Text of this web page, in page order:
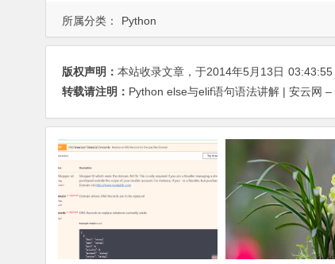
所属分类： Python
版权声明： 本站收录文章，于2014年5月13日 03:43:55
转载请注明： Python else与elif语句语法讲解 | 安云网 –